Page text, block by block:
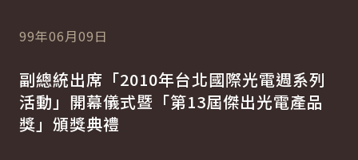
99年06月09日
副總統出席「2010年台北國際光電週系列
活動」開幕儀式暨「第13屆傑出光電產品
獎」頒獎典禮